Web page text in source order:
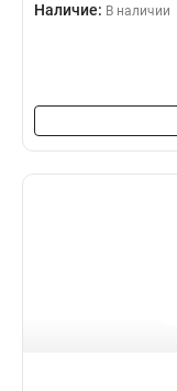
Наличие: В наличии